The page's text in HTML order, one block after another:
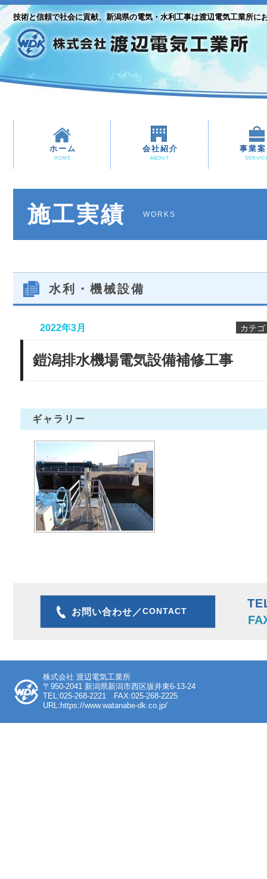
技術と信頼で社会に貢献、新潟県の電気・水利工事は渡辺電気工業所に
ホーム
HOME
会社紹介
ABOUT
事業
施工実績 WORKS
水利・機械設備
2022年3月 カテゴ
鎧潟排水機場電気設備補修工事
ギャラリー
お問い合わせ／CONTACT
株式会社 渡辺電気工業所
〒950-2041 新潟県新潟市西区坂井東6-13-24
TEL:025-268-2221 FAX:025-268-2225
URL:https://www.watanabe-dk.co.jp/